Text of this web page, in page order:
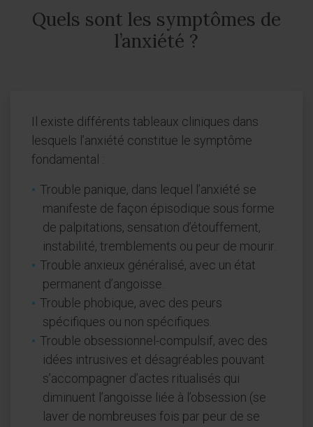
Quels sont les symptômes de
l’anxiété ?
Il existe différents tableaux cliniques dans
lesquels l’anxiété constitue le symptôme
fondamental :
Trouble panique, dans lequel l’anxiété se
manifeste de façon épisodique sous forme
de palpitations, sensation d’étouffement,
instabilité, tremblements ou peur de mourir.
Trouble anxieux généralisé, avec un état
permanent d’angoisse.
Trouble phobique, avec des peurs
spécifiques ou non spécifiques.
Trouble obsessionnel-compulsif, avec des
idées intrusives et désagréables pouvant
s’accompagner d’actes ritualisés qui
diminuent l’angoisse liée à l’obsession (se
laver de nombreuses fois par peur de se